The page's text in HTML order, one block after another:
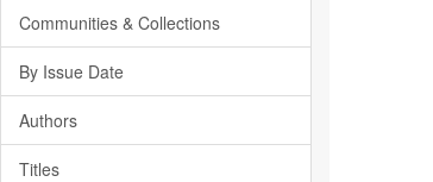
Communities & Collections
By Issue Date
Authors
Titles